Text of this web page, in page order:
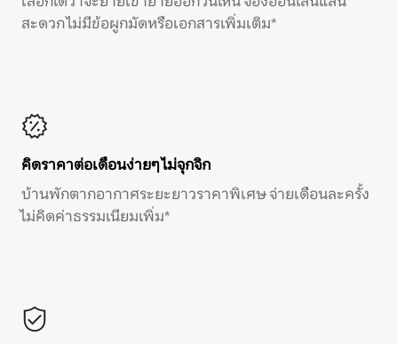
สะดวก ไม่มีข้อผูกมัดหรือเอกสารเพิ่มเติม*
คิดราคาต่อเดือนง่ายๆ ไม่จุกจิก
บ้านพักตากอากาศระยะยาวราคาพิเศษ จ่ายเดือนละครั้ง
ไม่คิดค่าธรรมเนียมเพิ่ม*